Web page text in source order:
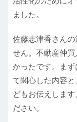
ました。
佐藤志津香さん
せん。不動産仲
かったです。ま
て関心した内容
どもお伝えしま
ださい。